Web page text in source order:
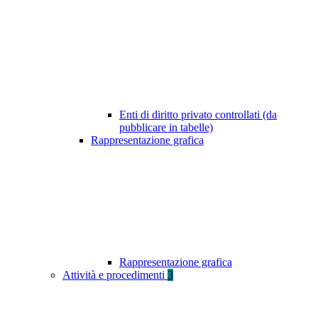
Enti di diritto privato controllati (da
pubblicare in tabelle)
Rappresentazione grafica
Rappresentazione grafica
Attività e procedimenti 3